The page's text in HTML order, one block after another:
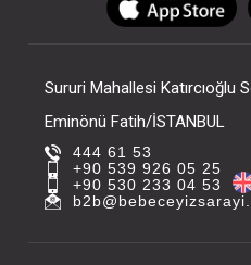
Sururi Mahallesi Katırcıoğlu
Eminönü Fatih/İSTANBUL
444 61 53
+90 539 926 05 25
+90 530 233 04 53